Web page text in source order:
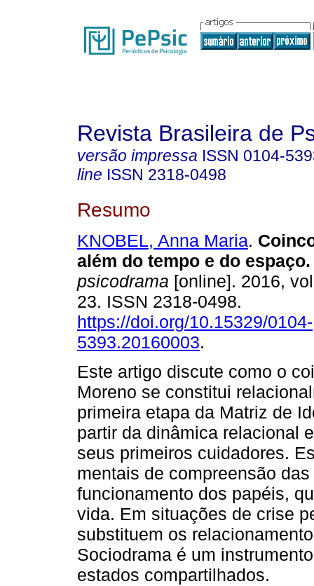
Revista Brasileira de
versão impressa ISSN 0104-
line ISSN 2318-0498
Resumo
KNOBEL, Anna Maria.
além do tempo e do espaço.
psicodrama [online]. 2016,
23. ISSN 2318-0498.
https://doi.org/10.15329/0104-
5393.20160003.
Este artigo discute como o
Moreno se constitui
primeira etapa da Matriz de
partir da dinâmica relacional
seus primeiros cuidadores.
mentais de compreensão
funcionamento dos papéis,
vida. Em situações de crise
substituem os
Sociodrama é um
estados compartilhados.